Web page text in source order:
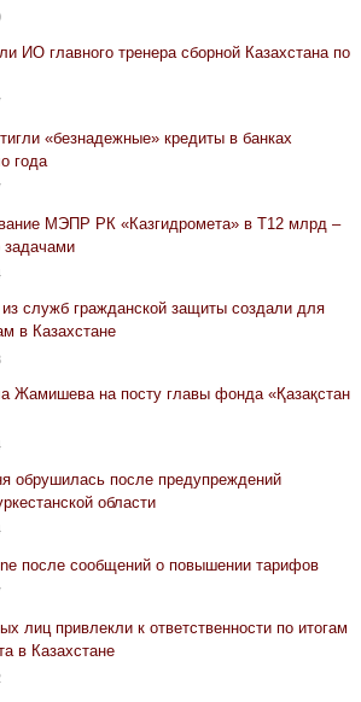
ИО главного тренера сборной Казахстана по
«безнадежные» кредиты в банках
года
МЭПР РК «Казгидромета» в Т12 млрд –
задачами
из служб гражданской защиты создали для
в Казахстане
Жамишева на посту главы фонда «Қазақстан
обрушилась после предупреждений
области
после сообщений о повышении тарифов
лиц привлекли к ответственности по итогам
в Казахстане